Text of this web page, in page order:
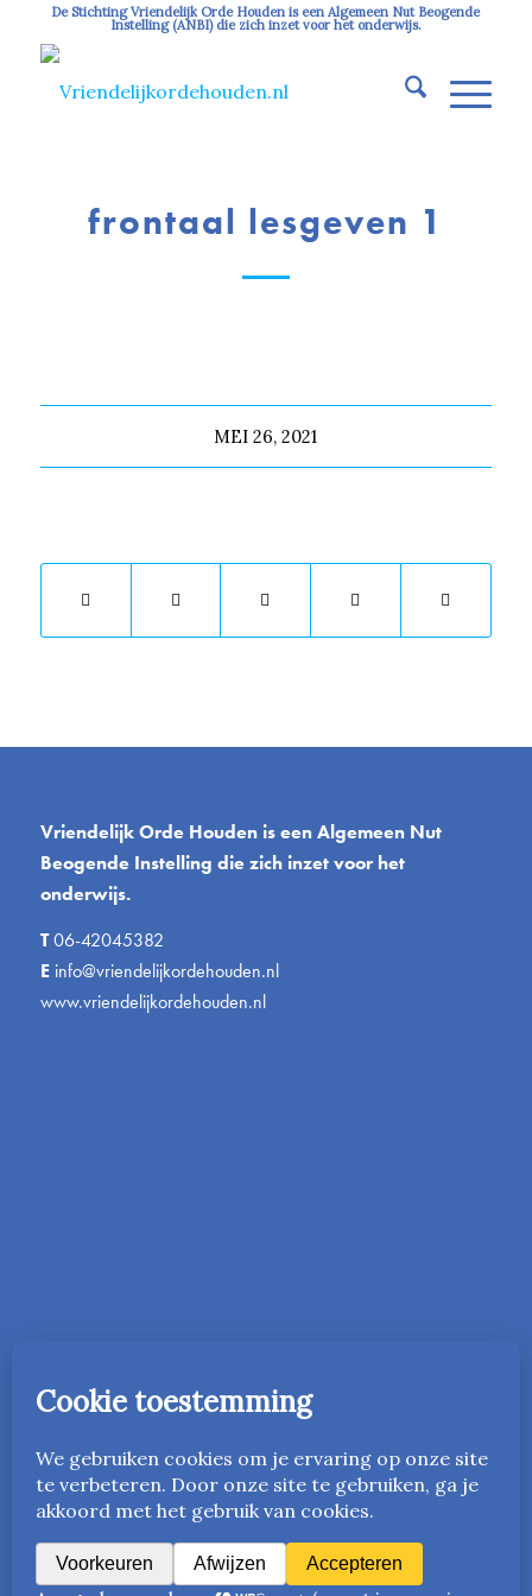
De Stichting Vriendelijk Orde Houden is een Algemeen Nut Beogende
Instelling (ANBI) die zich inzet voor het onderwijs.
frontaal lesgeven 1
MEI 26, 2021
Vriendelijk Orde Houden is een Algemeen Nut
Beogende Instelling die zich inzet voor het
onderwijs.
T06-42045382
E info@vriendelijkordehouden.nl
www.vriendelijkordehouden.nl
gestart in Nederland. Vanaf 2023 is deze ook beschikbaar
in het Engels alswww.friendlyandfairteaching.com